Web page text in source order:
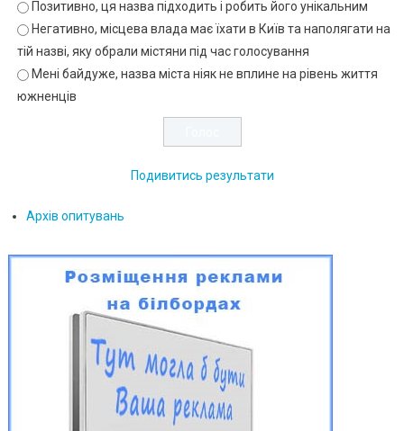
Позитивно, ця назва підходить і робить його унікальним
Негативно, місцева влада має їхати в Київ та наполягати на
тій назві, яку обрали містяни під час голосування
Мені байдуже, назва міста ніяк не вплине на рівень життя
южненців
Подивитись результати
Архів опитувань